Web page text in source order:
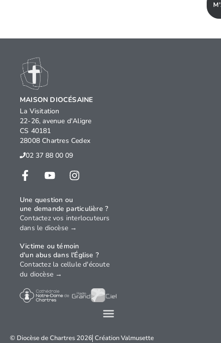
© Diocèse de Chartres 2026 CréationValmusette
MAISON DIOCÉSAINE
La Visitation
22-26, avenue d'Aligre
CS 40181
28008 Chartres Cedex
02 37 88 00 09
Une question ou
une demande particulière ?
Contactez vos interlocuteurs
dans le diocèse →
Victime ou témoin
d'un abus dans l'Église ?
Contactez la cellule d'écoute
du diocèse →